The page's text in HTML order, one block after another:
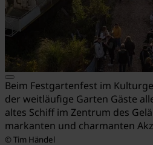
Beim Festgartenfest im
der weitläufige Garten Gäste
altes Schiff im Zentrum des
markanten und charmanten
© Tim Händel